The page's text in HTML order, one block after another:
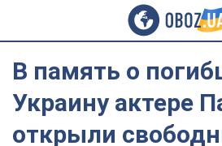
В память о
Украину актере
открыли